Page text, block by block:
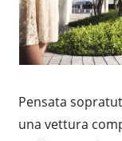
Pensata
una vettura